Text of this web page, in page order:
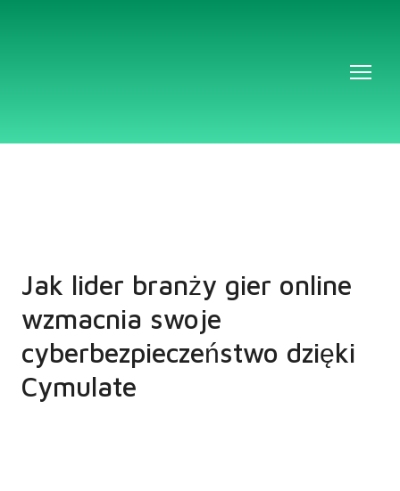
Jak lider branży gier online
wzmacnia swoje
cyberbezpieczeństwo dzięki
Cymulate